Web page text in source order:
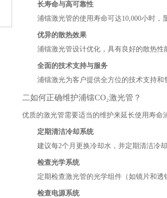
长寿命与高可靠性
浦镭激光管的使用寿命可达10,000小时
优异的散热效果
浦镭激光管设计优化，具有良好的散热
全面的技术支持与服务
浦镭激光为客户提供全方位的技术支持
二如何正确维护浦镭CO₂激光管？
优质的激光管需要适当的维护来延长使用寿
定期清洁冷却系统
建议每2个月更换冷却水，并定期清洁冷
检查光学系统
定期检查激光管的光学组件（如镜片和
检查电源系统